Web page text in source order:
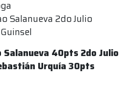
Salanueva 2do Julio
40pts 2do Julio
Urquía 30pts